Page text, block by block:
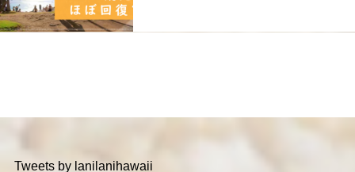
Tweets by lanilanihawaii